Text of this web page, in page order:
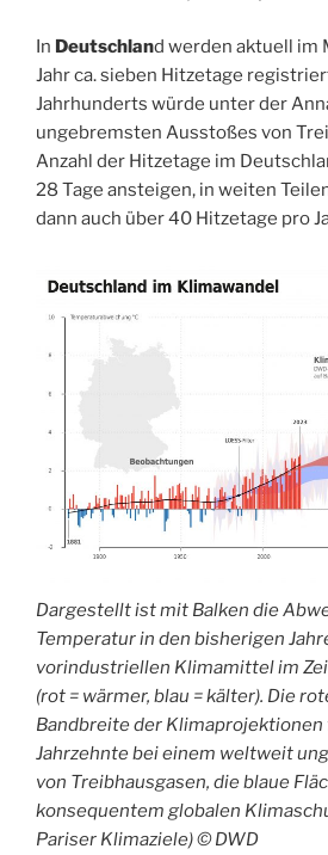
In Deutschland werden aktuell im
Jahr ca. sieben Hitzetage
Jahrhunderts würde unter der
ungebremsten Ausstoßes von
Anzahl der Hitzetage im
28 Tage ansteigen, in weiten
dann auch über 40 Hitzetage pro
Dargestellt ist mit Balken die
Temperatur in den bisherigen
vorindustriellen Klimamittel im
(rot = wärmer, blau = kälter). Die
Bandbreite der Klimaprojektionen
Jahrzehnte bei einem weltweit
von Treibhausgasen, die blaue
konsequentem globalen
Pariser Klimaziele) © DWD